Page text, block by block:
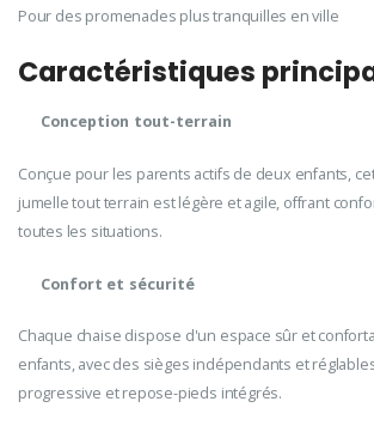
Pour des promenades plus tranquilles en ville
Caractéristiques
Conception tout-terrain
Conçue pour les parents actifs de deux enfants,
jumelle tout terrain est légère et agile, offrant
toutes les situations.
Confort et sécurité
Chaque chaise dispose d'un espace sûr et
enfants, avec des sièges indépendants et
progressive et repose-pieds intégrés.